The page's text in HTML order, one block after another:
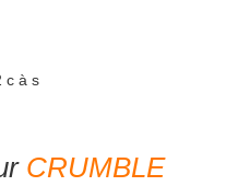
c à s
CRUMBLE